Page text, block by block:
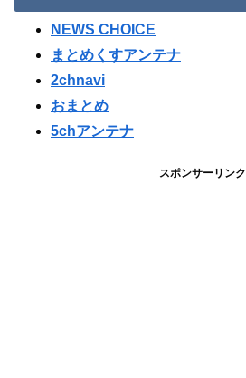
NEWS CHOICE
まとめくすアンテナ
2chnavi
おまとめ
5chアンテナ
スポンサーリンク